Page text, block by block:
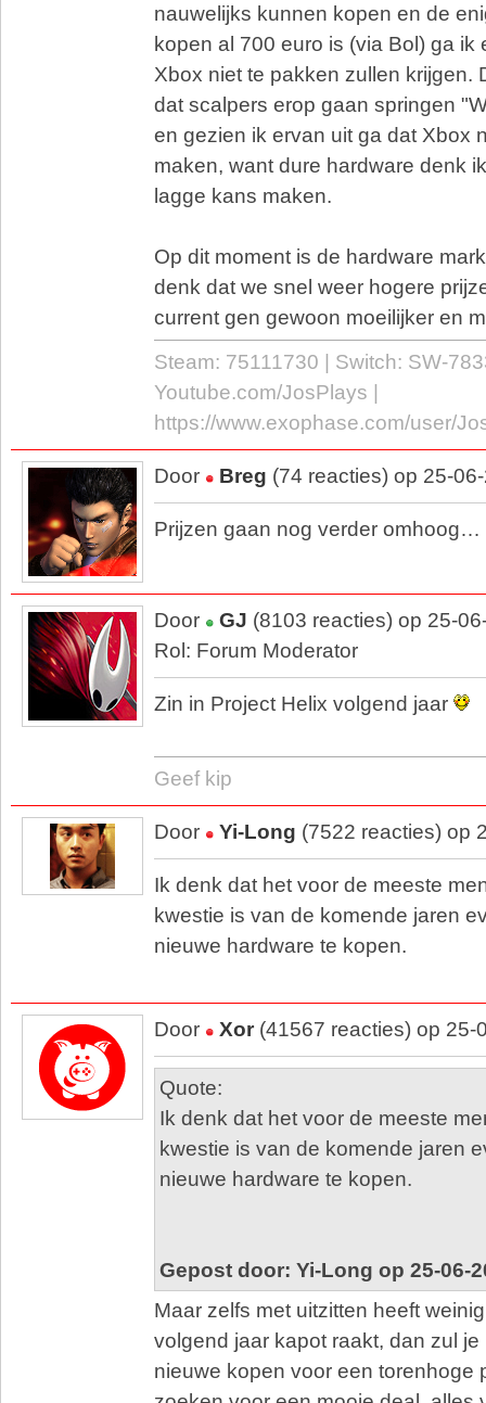
nauwelijks kunnen kopen en de
kopen al 700 euro is (via Bol) ga ik
Xbox niet te pakken zullen krijgen.
dat scalpers erop gaan springen
en gezien ik ervan uit ga dat Xbox
maken, want dure hardware denk
lagge kans maken.
Op dit moment is de hardware
denk dat we snel weer hogere
current gen gewoon moeilijker en
Steam: 75111730 | Switch: SW-
Youtube.com/JosPlays |
https://www.exophase.com/user/
Door Breg (74 reacties) op 25-
Prijzen gaan nog verder omhoog…
Door GJ (8103 reacties) op 25-
Rol: Forum Moderator
Zin in Project Helix volgend jaar
Geef kip
Door Yi-Long (7522 reacties) op
Ik denk dat het voor de meeste
kwestie is van de komende jaren
nieuwe hardware te kopen.
Door Xor (41567 reacties) op 25-
Quote:
Ik denk dat het voor de meeste
kwestie is van de komende jaren
nieuwe hardware te kopen.
Gepost door: Yi-Long op 25-06-
Maar zelfs met uitzitten heeft
volgend jaar kapot raakt, dan zul
nieuwe kopen voor een torenhoge